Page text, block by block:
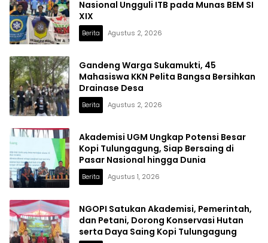
Nasional Ungguli ITB pada Munas BEM SI
XIX
Berita Agustus 2, 2026
Gandeng Warga Sukamukti, 45
Mahasiswa KKN Pelita Bangsa Bersihkan
Drainase Desa
Berita Agustus 2, 2026
Akademisi UGM Ungkap Potensi Besar
Kopi Tulungagung, Siap Bersaing di
Pasar Nasional hingga Dunia
Berita Agustus 1, 2026
NGOPI Satukan Akademisi, Pemerintah,
dan Petani, Dorong Konservasi Hutan
serta Daya Saing Kopi Tulungagung